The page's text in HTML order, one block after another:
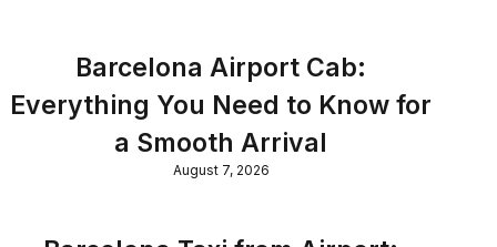
Barcelona Airport Cab:
Everything You Need to Know for
a Smooth Arrival
August 7, 2026